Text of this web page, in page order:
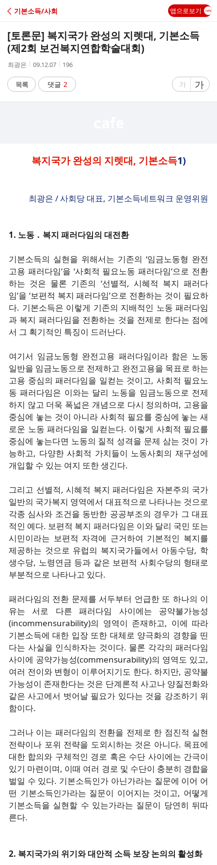
C
A
기본소득/사회 앱으로보기
[토론문] 복지국가 완성의 지렛대, 기본소득
(제2회 보건복지연합학술대회)
작
자
최광은
작
시
간
09.12.07
조
수
196
목록 댓글 2
글
게
가
글
자
가
복지국가 완성의 지렛대, 기본소득1)
최광은 / 사회당 대표, 기본소득네트워크 운영위원
1. 노동 ․ 복지 패러다임의 대전환
기본소득의 실현을 위해서는 기존의 ‘임금노동형 완전
고용 패러다임’을 ‘사회적 필요노동 패러다임’으로 전환
하는 것은 물론 기존의 ‘선별적, 시혜적 복지 패러다
임’을 ‘보편적 복지 패러다임’으로 전환하는 것이 필요하
다. 기본소득은 이렇게 기존의 지배적인 노동 패러다임
과 복지 패러다임을 전환하는 것을 전제로 한다는 점에
서 그 획기적인 특징이 드러난다.
여기서 임금노동형 완전고용 패러다임이라 함은 노동
일반을 임금노동으로 전제하고 완전고용을 목표로 하는
고용 중심의 패러다임을 일컫는 것이고, 사회적 필요노
동 패러다임은 이와는 달리 노동을 임금노동으로 전제
하지 않고 더욱 폭넓은 개념으로 다시 정의하며, 고용을
중심에 놓는 것이 아니라 사회적 필요를 중심에 놓는 새
로운 노동 패러다임을 일컫는다. 이렇게 사회적 필요를
중심에 놓는다면 노동의 질적 성격을 문제 삼는 것이 가
능하고, 다양한 사회적 가치들이 노동사회의 재구성에
개입할 수 있는 여지 또한 생긴다.
그리고 선별적, 시혜적 복지 패러다임은 자본주의 국가
일반의 국가복지 영역에서 대표적으로 나타나는 것으로
각종 심사와 조건을 동반한 공공부조의 경우가 그 대표
적인 예다. 보편적 복지 패러다임은 이와 달리 국민 또는
시민이라는 보편적 자격에 근거하여 기본적인 복지를
제공하는 것으로 유럽의 복지국가들에서 아동수당, 학
생수당, 노령연금 등과 같은 보편적 사회수당의 형태로
부분적으로 나타나고 있다.
패러다임의 전환 문제를 서두부터 언급한 또 하나의 이
유는 서로 다른 패러다임 사이에는 공약불가능성
(incommensurability)의 영역이 존재하고, 이에 따라
기본소득에 대한 입장 또한 대체로 양극화의 경향을 띤
다는 사실을 인식하자는 것이다. 물론 각각의 패러다임
사이에 공약가능성(commensurability)의 영역도 있고,
여러 전이와 변형이 이루어지기도 한다. 하지만, 공약불
가능성이 존재한다는 것은 단계론적 사고나 양질전화와
같은 사고에서 벗어날 필요가 있다는 것을 강조하기 위
함이다.
그러나 이는 패러다임의 전환을 전제로 한 점진적 실현
전략이나 포위 전략을 도외시하는 것은 아니다. 목표에
대한 합의와 구체적인 경로 혹은 수단 사이에는 간극이
있기 마련이며, 이때 여러 경로 및 수단이 충분히 경합을
벌일 수 있다. 기본소득인가 아닌가라는 질문에 이어 어
떤 기본소득인가라는 질문이 이어지는 것이고, 어떻게
기본소득을 실현할 수 있는가라는 질문이 당연히 뒤따
른다.
2. 복지국가의 위기와 대안적 소득 보장 논의의 활성화